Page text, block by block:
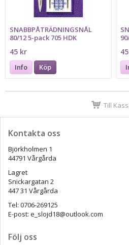
SNABBPÅTRÄDNINGSNÅL
80/12 5-pack 705 HDK
45 kr
Info Köp
Till
Kontakta oss
Björkholmen 1
44791 Vårgårda
Lagret
Snickargatan 2
447 31 Vårgårda
Tel: 0706-269125
E-post: e_slojd18@outlook.com
Följ oss